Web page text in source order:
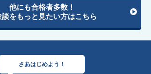
他にも合格者多数！
談をもっと見たい方はこちら
さあはじめよう！